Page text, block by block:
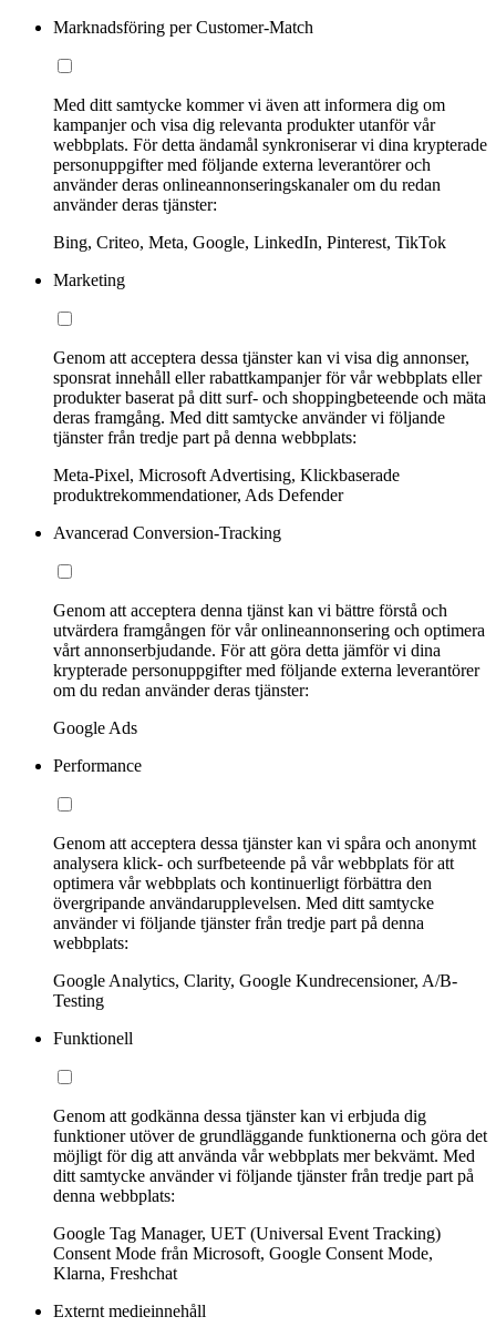
Marknadsföring per Customer-Match
Med ditt samtycke kommer vi även att informera dig om
kampanjer och visa dig relevanta produkter utanför vår
webbplats. För detta ändamål synkroniserar vi dina krypterade
personuppgifter med följande externa leverantörer och
använder deras onlineannonseringskanaler om du redan
använder deras tjänster:
Bing, Criteo, Meta, Google, LinkedIn, Pinterest, TikTok
Marketing
Genom att acceptera dessa tjänster kan vi visa dig annonser,
sponsrat innehåll eller rabattkampanjer för vår webbplats eller
produkter baserat på ditt surf- och shoppingbeteende och mäta
deras framgång. Med ditt samtycke använder vi följande
tjänster från tredje part på denna webbplats:
Meta-Pixel, Microsoft Advertising, Klickbaserade
produktrekommendationer, Ads Defender
Avancerad Conversion-Tracking
Genom att acceptera denna tjänst kan vi bättre förstå och
utvärdera framgången för vår onlineannonsering och optimera
vårt annonserbjudande. För att göra detta jämför vi dina
krypterade personuppgifter med följande externa leverantörer
om du redan använder deras tjänster:
Google Ads
Performance
Genom att acceptera dessa tjänster kan vi spåra och anonymt
analysera klick- och surfbeteende på vår webbplats för att
optimera vår webbplats och kontinuerligt förbättra den
övergripande användarupplevelsen. Med ditt samtycke
använder vi följande tjänster från tredje part på denna
webbplats:
Google Analytics, Clarity, Google Kundrecensioner, A/B-
Testing
Funktionell
Genom att godkänna dessa tjänster kan vi erbjuda dig
funktioner utöver de grundläggande funktionerna och göra det
möjligt för dig att använda vår webbplats mer bekvämt. Med
ditt samtycke använder vi följande tjänster från tredje part på
denna webbplats:
Google Tag Manager, UET (Universal Event Tracking)
Consent Mode från Microsoft, Google Consent Mode,
Klarna, Freshchat
Externt medieinnehåll